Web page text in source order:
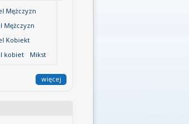
Mężczyzn
Mężczyzn
Kobiekt
kobiet
Mikst
więcej